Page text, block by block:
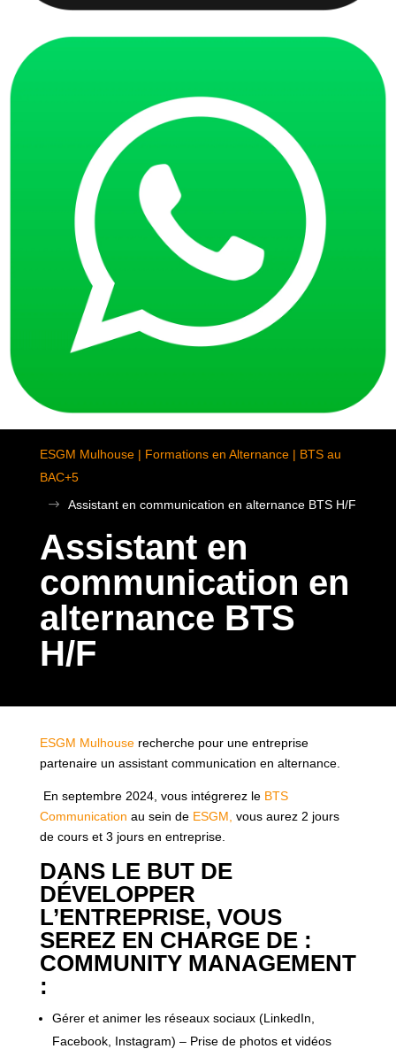
ESGM Mulhouse | Formations en Alternance | BTS au
BAC+5
$
Assistant en communication en alternance BTS H/F
Assistant en
communication en
alternance BTS
H/F
ESGM Mulhouserecherche pour une entreprise
partenaire un assistant communication en alternance.
En septembre 2024, vous intégrerez le BTS
Communication au sein deESGM, vous aurez 2 jours
de cours et 3 jours en entreprise.
DANS LE BUT DE
DÉVELOPPER
L’ENTREPRISE, VOUS
SEREZ EN CHARGE DE :
COMMUNITY MANAGEMENT
:
Gérer et animer les réseaux sociaux (LinkedIn,
Facebook, Instagram) – Prise de photos et vidéos